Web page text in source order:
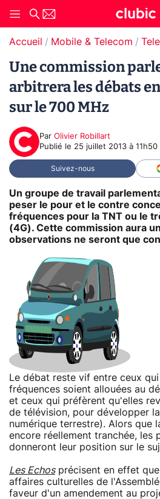
Accueil Mobile & Telecom
Une commission
arbitrera les débats
sur le 700 MHz
Par Olivier Robillart
Publié le 25 juillet 2013 à 11h50
Suivez-nous
Un groupe de travail
peser le pour et le contre
fréquences pour la TNT ou le
(4G). Cette commission aura
observations ne seront que
Le débat reste vif entre ceux
fréquences soient allouées au
et ceux qui préfèrent qu'elles
de télévision, pour développer
numérique terrestre). Alors que
encore réellement tranchée, les
donneront leur position sur le
Les Echosprécisent en effet
affaires culturelles de
faveur d'un amendement au